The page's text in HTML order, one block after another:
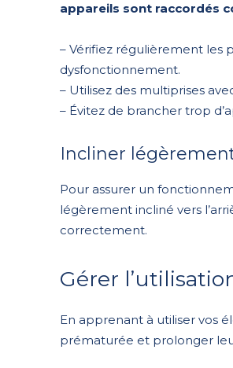
appareils sont raccordés
– Vérifiez régulièrement les
dysfonctionnement.
– Utilisez des multiprises
– Évitez de brancher trop
Incliner
Pour assurer un
légèrement incliné vers
correctement.
Gérer
En apprenant à utiliser vos
prématurée et prolonger